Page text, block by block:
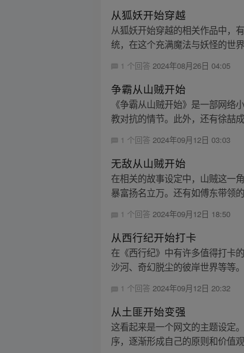
从狐妖开始穿越
从狐妖开始穿越的相关作品中，
统，在这个充满魔法与妖怪的世
1 个回答 2024年08月26日 04:05
争霸从山贼开始
《争霸从山贼开始》是一部网
教对抗的情节。此外，还有徐喆
1 个回答 2024年09月12日 03:03
无敌从山贼开始
在相关的故事设定中，山贼这一
暴富扬名立万。还有如傅东带领
1 个回答2024年09月12日 18:50
从西行纪开始打卡
在《西行纪》中有许多值得打卡
沙河、奇幻脱尘的彼岸世界等等
1 个回答2024年09月12日 20:32
从土匪开始变强
这看起来是一个网文的主题设定
序，逐渐形成自己的原则和价值